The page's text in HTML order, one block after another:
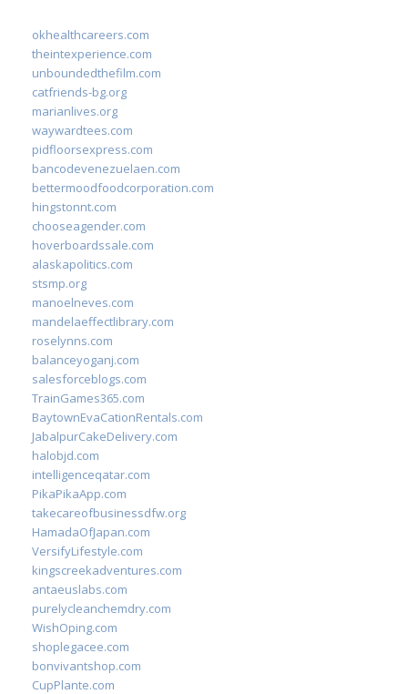
okhealthcareers.com
theintexperience.com
unboundedthefilm.com
catfriends-bg.org
marianlives.org
waywardtees.com
pidfloorsexpress.com
bancodevenezuelaen.com
bettermoodfoodcorporation.com
hingstonnt.com
chooseagender.com
hoverboardssale.com
alaskapolitics.com
stsmp.org
manoelneves.com
mandelaeffectlibrary.com
roselynns.com
balanceyoganj.com
salesforceblogs.com
TrainGames365.com
BaytownEvaCationRentals.com
JabalpurCakeDelivery.com
halobjd.com
intelligenceqatar.com
PikaPikaApp.com
takecareofbusinessdfw.org
HamadaOfJapan.com
VersifyLifestyle.com
kingscreekadventures.com
antaeuslabs.com
purelycleanchemdry.com
WishOping.com
shoplegacee.com
bonvivantshop.com
CupPlante.com